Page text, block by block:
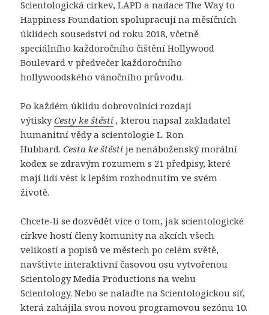
Scientologická církev, LAPD a nadace The Way to
Happiness Foundation spolupracují na měsíčních
úklidech sousedství od roku 2018, včetně
speciálního každoročního čištění Hollywood
Boulevard v předvečer každoročního
hollywoodského vánočního průvodu.
Po každém úklidu dobrovolníci rozdají
výtiskyCesty ke štěstí, kterou napsal zakladatel
humanitní vědy a scientologie L. Ron
Hubbard.Cesta ke štěstíje nenáboženský morální
kodex se zdravým rozumem s 21 předpisy, které
mají lidi vést k lepším rozhodnutím ve svém
životě.
Chcete-li se dozvědět více o tom, jak scientologické
církve hostí členy komunity na akcích všech
velikostí a popisů ve městech po celém světě,
navštivte interaktivní časovou osu vytvořenou
Scientology Media Productions na webu
Scientology. Nebo se nalaďte na Scientologickou síť,
která zahájila svou novou programovou sezónu 10.